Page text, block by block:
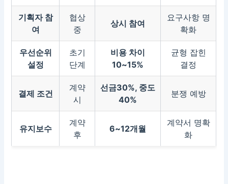
기획자 참
여
협상
중
상시 참여
요구사항 명
확화
우선순위
설정
초기
단계
비용 차이
10~15%
균형 잡힌
결정
결제 조건
계약
시
선금30%, 중도
40%
분쟁 예방
유지보수
계약
후
6~12개월
계약서 명확
화